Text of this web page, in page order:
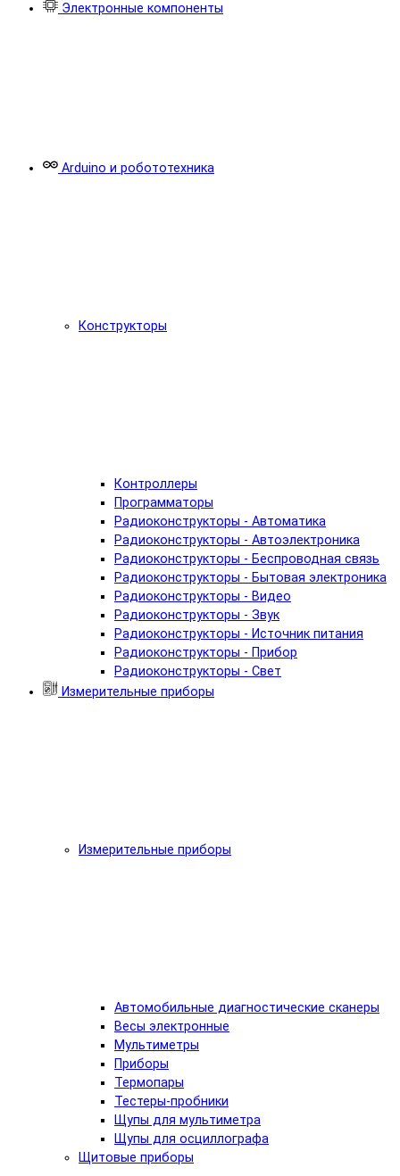
Электронные компоненты
Arduino и робототехника
Конструкторы
Контроллеры
Программаторы
Радиоконструкторы - Автоматика
Радиоконструкторы - Автоэлектроника
Радиоконструкторы - Беспроводная связь
Радиоконструкторы - Бытовая электроника
Радиоконструкторы - Видео
Радиоконструкторы - Звук
Радиоконструкторы - Источник питания
Радиоконструкторы - Прибор
Радиоконструкторы - Свет
Измерительные приборы
Измерительные приборы
Автомобильные диагностические сканеры
Весы электронные
Мультиметры
Приборы
Термопары
Тестеры-пробники
Щупы для мультиметра
Щупы для осциллографа
Щитовые приборы